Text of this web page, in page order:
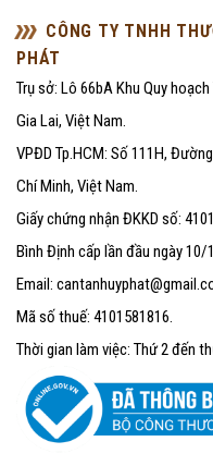
CÔNG TY TNHH
PHÁT
Trụ sở: Lô 66bA Khu Quy
Gia Lai, Việt Nam.
VPĐD Tp.HCM: Số 111H,
Chí Minh, Việt Nam.
Giấy chứng nhận ĐKKD số:
Bình Định cấp lần đầu ngày 10/
Email:
Mã số thuế: 4101581816.
Thời gian làm việc: Thứ 2 đến